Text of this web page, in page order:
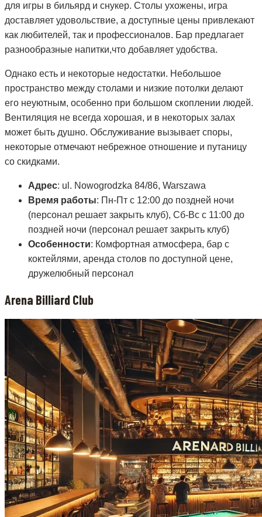
для игры в бильярд и снукер. Столы ухожены, игра
доставляет удовольствие, а доступные цены привлекают
как любителей, так и профессионалов. Бар предлагает
разнообразные напитки,что добавляет удобства.
Однако есть и некоторые недостатки. Небольшое
пространство между столами и низкие потолки делают
его неуютным, особенно при большом скоплении людей.
Вентиляция не всегда хорошая, и в некоторых залах
может быть душно. Обслуживание вызывает споры,
некоторые отмечают небрежное отношение и путаницу
со скидками.
Адрес: ul. Nowogrodzka 84/86, Warszawa
Время работы: Пн-Пт с 12:00 до поздней ночи
(персонал решает закрыть клуб), Сб-Вс с 11:00 до
поздней ночи (персонал решает закрыть клуб)
Особенности: Комфортная атмосфера, бар с
коктейлями, аренда столов по доступной цене,
дружелюбный персонал
Arena Billiard Club